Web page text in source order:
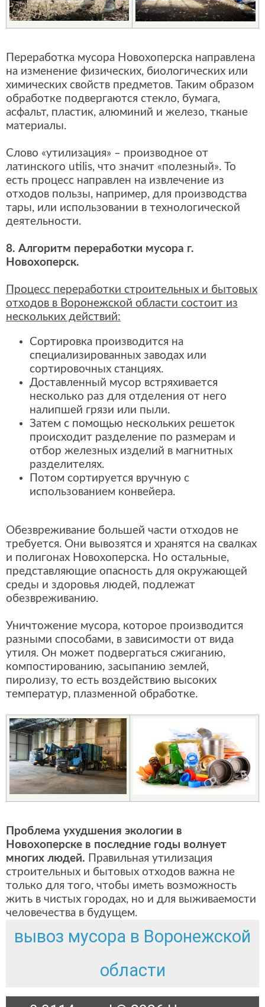
Переработка мусора Новохоперска направлена
на изменение физических, биологических или
химических свойств предметов. Таким образом
обработке подвергаются стекло, бумага,
асфальт, пластик, алюминий и железо, тканые
материалы.
Слово «утилизация» – производное от
латинского utilis, что значит «полезный». То
есть процесс направлен на извлечение из
отходов пользы, например, для производства
тары, или использовании в технологической
деятельности.
8. Алгоритм переработки мусора г.
Новохоперск.
Процесс переработки строительных и бытовых
отходов в Воронежской области состоит из
нескольких действий:
Сортировка производится на
специализированных заводах или
сортировочных станциях.
Доставленный мусор встряхивается
несколько раз для отделения от него
налипшей грязи или пыли.
Затем с помощью нескольких решеток
происходит разделение по размерам и
отбор железных изделий в магнитных
разделителях.
Потом сортируется вручную с
использованием конвейера.
Обезвреживание большей части отходов не
требуется. Они вывозятся и хранятся на свалках
и полигонах Новохоперска. Но остальные,
представляющие опасность для окружающей
среды и здоровья людей, подлежат
обезвреживанию.
Уничтожение мусора, которое производится
разными способами, в зависимости от вида
утиля. Он может подвергаться сжиганию,
компостированию, засыпанию землей,
пиролизу, то есть воздействию высоких
температур, плазменной обработке.
Проблема ухудшения экологии в
Новохоперске в последние годы волнует
многих людей. Правильная утилизация
строительных и бытовых отходов важна не
только для того, чтобы иметь возможность
жить в чистых городах, но и для выживаемости
человечества в будущем.
вывоз мусора в Воронежской
области